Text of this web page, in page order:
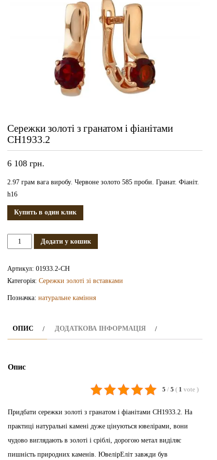
Сережки золоті з гранатом і фіанітами
СН1933.2
6 108 грн.
2.97 грам вага виробу. Червоне золото 585 проби. Гранат. Фіаніт.
h16
Купить в один клик
Сережки
фіанітами
кількість
Додати у кошик
Артикул: 01933.2-СН
Категорія: Сережки золоті зі вставками
Позначка: натуральне каміння
ОПИС ДОДАТКОВА ІНФОРМАЦІЯ
Опис
5 / 5 ( 1 vote )
Придбати сережки золоті з гранатом і фіанітами СН1933.2. На
практиці натуральні камені дуже цінуються ювелірами, вони
чудово виглядають в золоті і сріблі, дорогою метал виділяє
пишність природних каменів. ЮвелірЕліт завжди був